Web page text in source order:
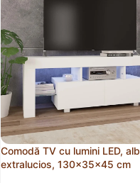
Comodă TV cu lumini LED, alb
extralucios, 130x35x45 cm